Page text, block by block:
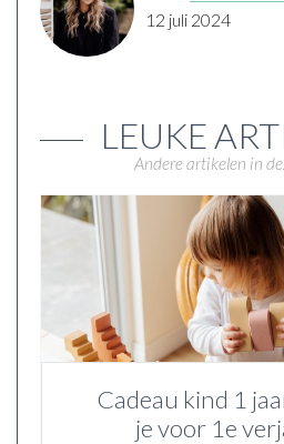
12 juli 2024
LEUKE
Andere artikelen in
Cadeau kind 1
je voor 1e